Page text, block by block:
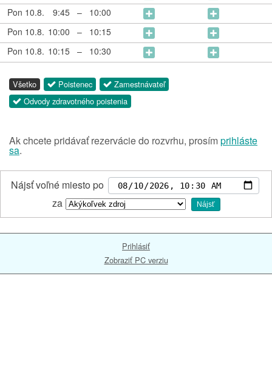
Pon 10.8.
9:45 –
10:00
Pon 10.8. 10:00 –
10:15
Pon 10.8. 10:15 – 10:30
Všetko Poistenec
Zamestnávateľ
Odvody zdravotného poistenia
Ak chcete pridávať rezervácie do rozvrhu, prosímprihláste
sa.
Nájsť voľné miesto po
za
Nájsť
Prihlásiť
Zobraziť PC verziu